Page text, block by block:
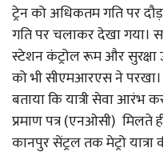
ट्रेन को अधिकतम गति पर
गति पर चलाकर देखा गया।
स्टेशन कंट्रोल रूम और
को भी सीएमआरएस ने
बताया कि यात्री सेवा
प्रमाण पत्र (एनओसी)
कानपुर सेंट्रल तक मेट्रो यात्रा